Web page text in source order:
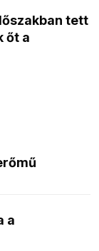
tett
őt a
a